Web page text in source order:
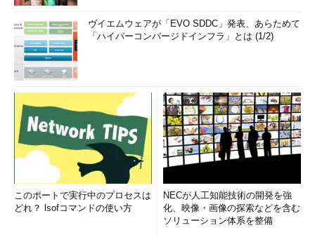
ヴイエムウェアが「EVO SDDC」発表、あらためて
「ハイパーコンバージドインフラ」とは (1/2)
このポートで実行中のプロセスは
どれ？ lsofコマンドの使い方
NECが人工知能技術の開発を強
化、映像・画像の探索などを含む
ソリューション体系を整備